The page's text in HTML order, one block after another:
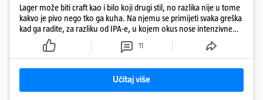
Lager može biti craft kao i bilo koji drugi stil, no razlika nije u tome
kakvo je pivo nego tko ga kuha. Na njemu se primijeti svaka greška
kad ga radite, za razliku od IPA-e, u kojem okus nose intenzivne
11
Učitaj više